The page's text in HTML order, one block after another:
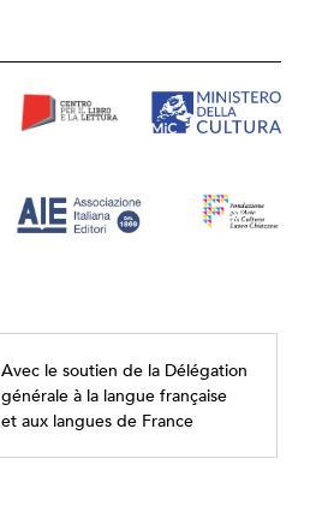
Avec le soutien de la Délégation
générale à la langue française
et aux langues de France